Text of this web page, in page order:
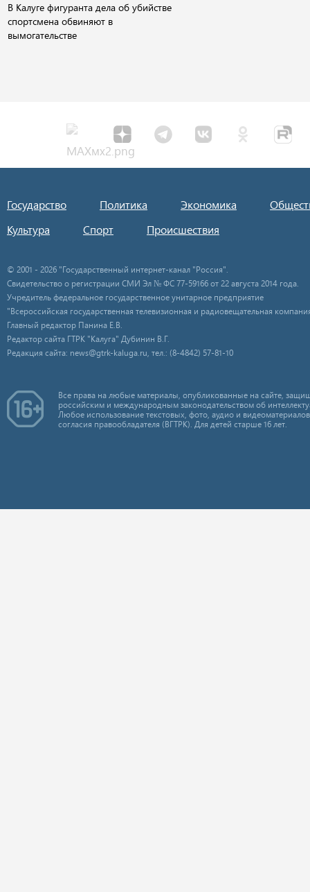
В Калуге фигуранта дела об убийстве
спортсмена обвиняют в
вымогательстве
Государство Политика Экономика
Культура
Спорт Происшествия
© 2001 - 2026 "Государственный интернет-канал "Россия".
Свидетельство о регистрации СМИ Эл № ФС 77-59166 от 22 августа 2014 года.
Учредитель федеральное государственное унитарное предприятие
"Всероссийская государственная телевизионная и радиовещательная
Главный редактор Панина Е.В.
Редактор сайта ГТРК "Калуга" Дубинин В.Г.
Редакция сайта: news@gtrk-kaluga.ru, тел.: (8-4842) 57-81-10
Все права на любые материалы, опубликованные на сайте,
российским и международным законодательством об
Любое использование текстовых, фото, аудио и
согласия правообладателя (ВГТРК). Для детей старше 16 лет.